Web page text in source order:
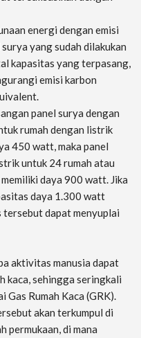
energi dengan emisi
yang sudah dilakukan
kapasitas yang terpasang,
emisi karbon
panel surya dengan
rumah dengan listrik
450 watt, maka panel
untuk 24 rumah atau
daya 900 watt. Jika
daya 1.300 watt
tersebut dapat menyuplai
aktivitas manusia dapat
kaca, sehingga seringkali
Rumah Kaca (GRK).
akan terkumpul di
permukaan, di mana